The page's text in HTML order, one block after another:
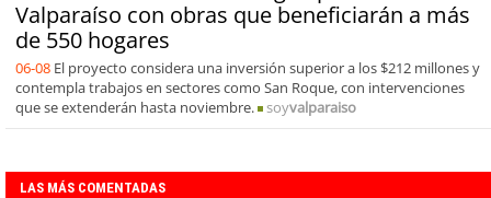
Valparaíso con obras que beneficiarán a más
de 550 hogares
06-08 El proyecto considera una inversión superior a los $212 millones y
contempla trabajos en sectores como San Roque, con intervenciones
que se extenderán hasta noviembre.
soyvalparaiso
LAS MÁS COMENTADAS